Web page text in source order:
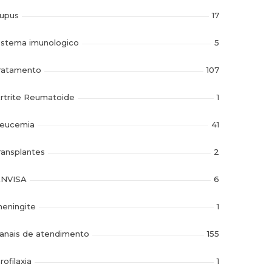
17
imunologico 5
107
Reumatoide 1
41
2
6
1
de atendimento 155
1